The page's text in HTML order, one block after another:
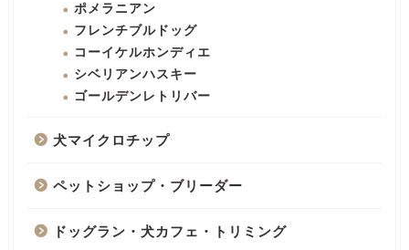
ポメラニアン
フレンチブルドッグ
コーイケルホンディエ
シベリアンハスキー
ゴールデンレトリバー
犬マイクロチップ
ペットショップ・ブリーダー
ドッグラン・犬カフェ・トリミング